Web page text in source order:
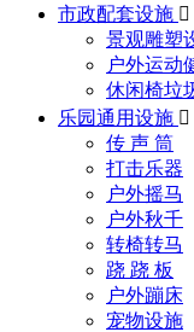
市政配套设施 
景观雕塑
户外运动
休闲椅垃
乐园通用设施 
传 声 筒
打击乐器
户外摇马
户外秋千
转椅转马
跷 跷 板
户外蹦床
宠物设施